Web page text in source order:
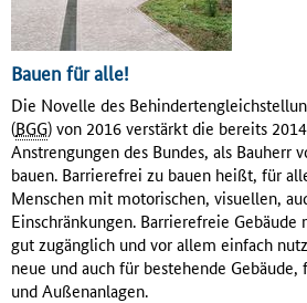
Bauen für alle!
Die Novelle des
(BGG) von 2016 verstärkt die bereits
Anstrengungen des Bundes, als Bauherr
bauen. Barrierefrei zu bauen heißt, für
Menschen mit motorischen, visuellen,
Einschränkungen. Barrierefreie Gebäude
gut zugänglich und vor allem einfach
neue und auch für bestehende
und Außenanlagen.